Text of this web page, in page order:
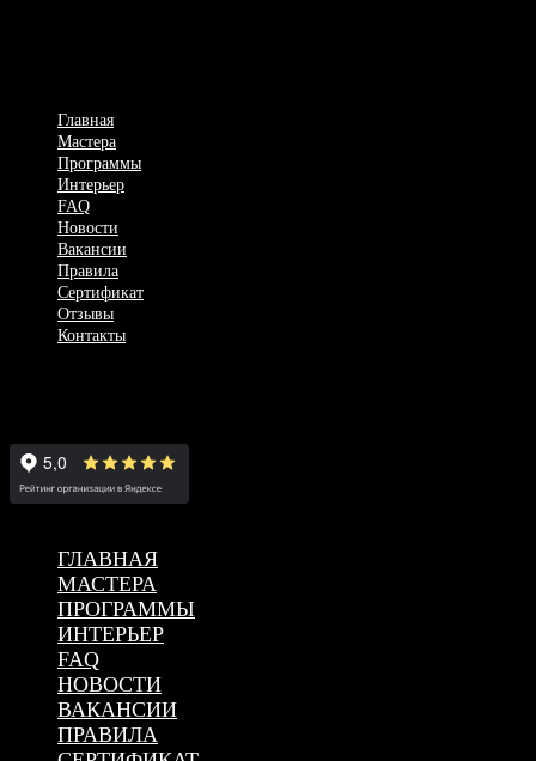
Главная
Мастера
Программы
Интерьер
FAQ
Новости
Вакансии
Правила
Сертификат
Отзывы
Контакты
ГЛАВНАЯ
МАСТЕРА
ПРОГРАММЫ
ИНТЕРЬЕР
FAQ
НОВОСТИ
ВАКАНСИИ
ПРАВИЛА